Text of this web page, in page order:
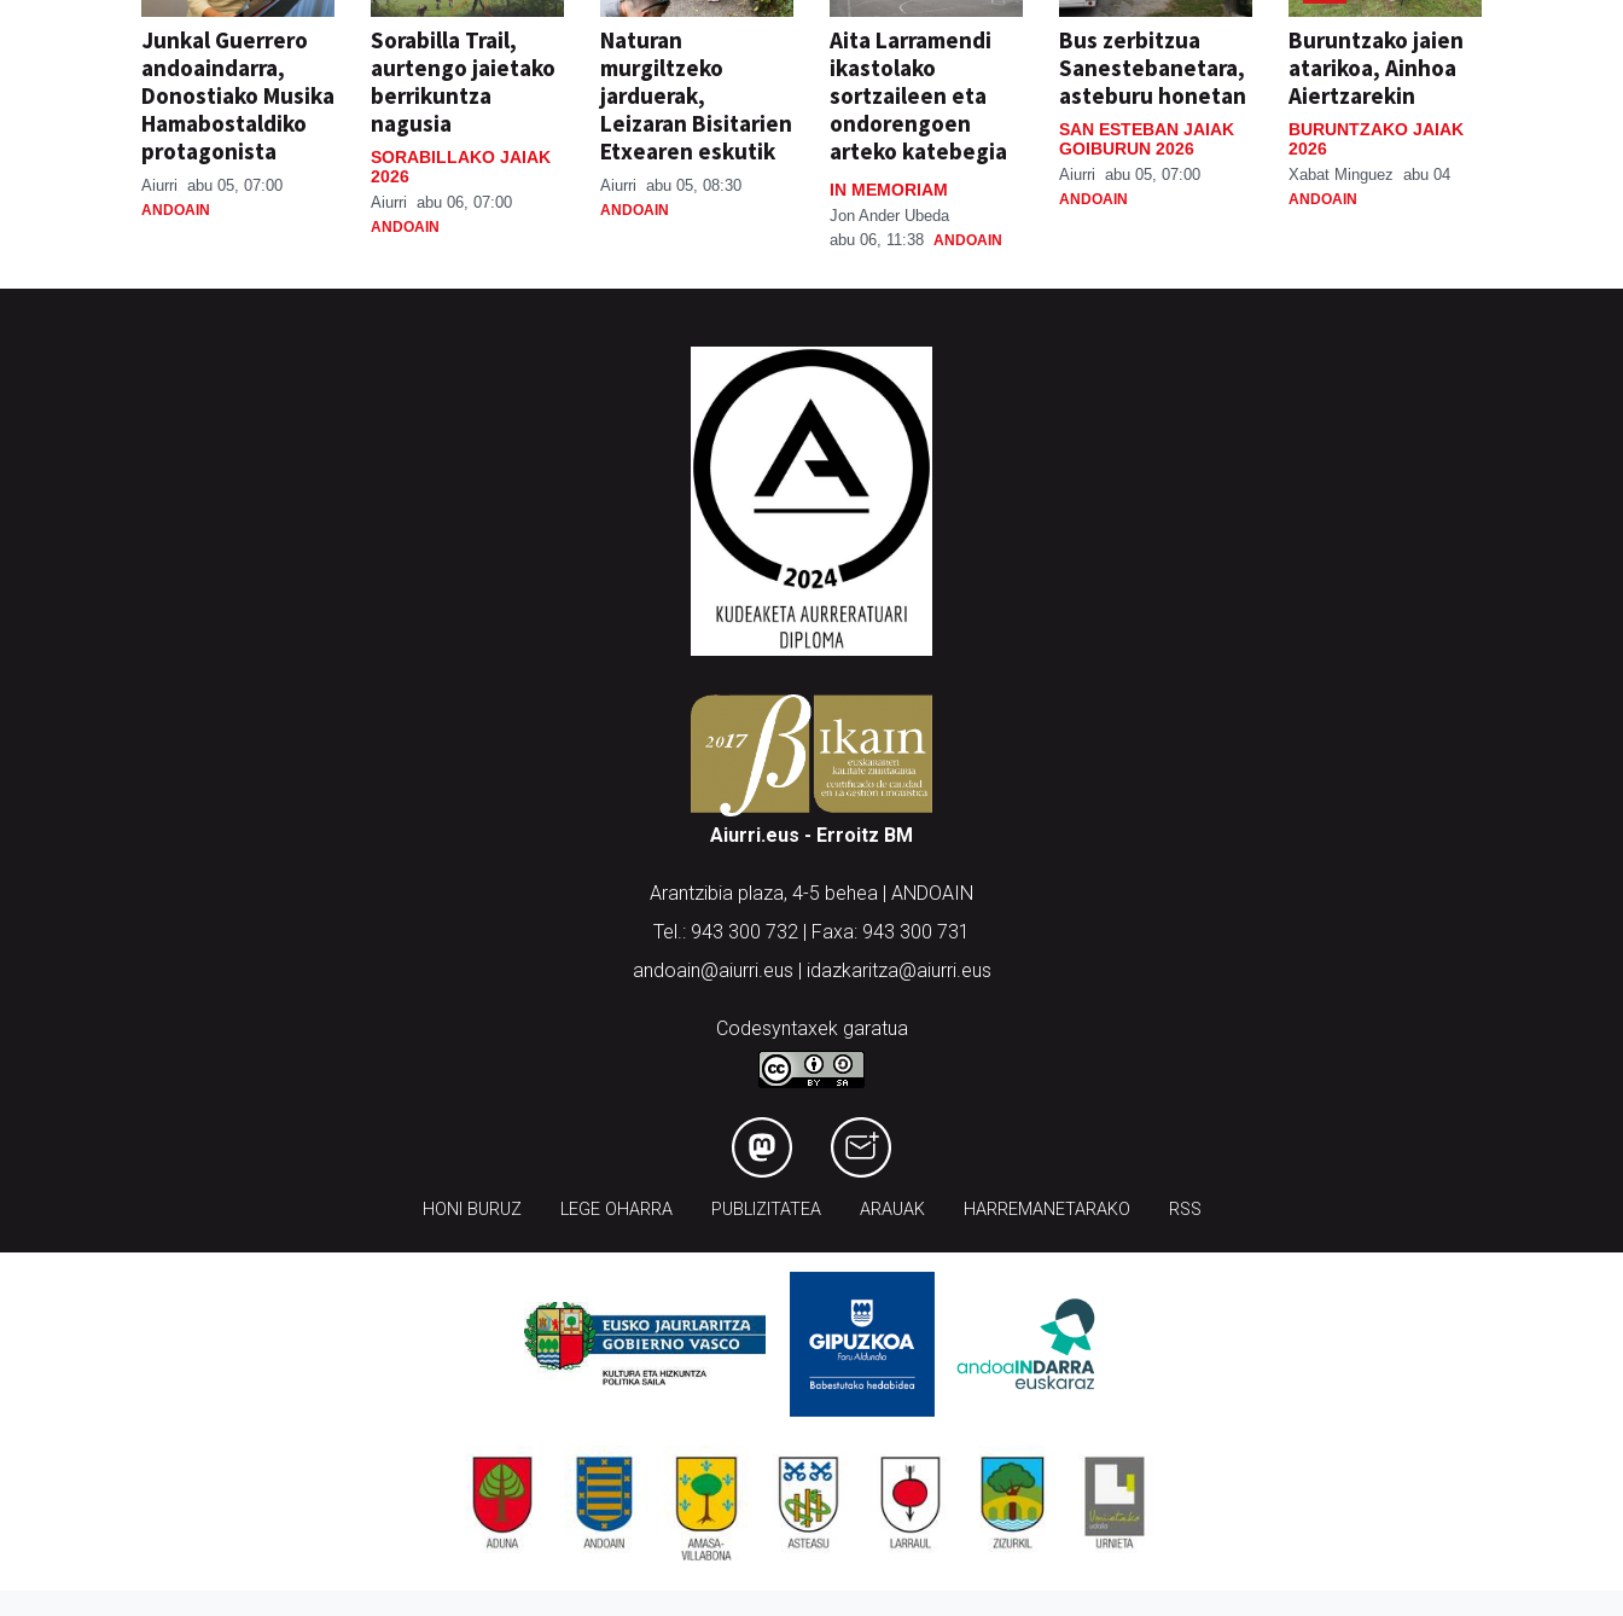
Junkal Guerrero
andoaindarra,
Donostiako Musika
Hamabostaldiko
protagonista
Aiurri abu 05, 07:00
ANDOAIN
Sorabilla Trail,
aurtengo jaietako
berrikuntza
nagusia
SORABILLAKO JAIAK
2026
Aiurri abu 06, 07:00
ANDOAIN
Naturan
murgiltzeko
jarduerak,
Leizaran Bisitarien
Etxearen eskutik
Aiurri abu 05, 08:30
ANDOAIN
Aita Larramendi
ikastolako
sortzaileen eta
ondorengoen
arteko katebegia
IN MEMORIAM
Jon Ander Ubeda
abu 06, 11:38 ANDOAIN
Bus zerbitzua
Sanestebanetara,
asteburu honetan
SAN ESTEBAN JAIAK
GOIBURUN 2026
Aiurri abu 05, 07:00
ANDOAIN
Buruntzako jaien
atarikoa, Ainhoa
Aiertzarekin
BURUNTZAKO JAIAK
2026
Xabat Minguez abu 04
ANDOAIN
Aiurri.eus - Erroitz BM
Arantzibia plaza, 4-5 behea | ANDOAIN
Tel.: 943 300 732 | Faxa: 943 300 731
andoain@aiurri.eus | idazkaritza@aiurri.eus
Codesyntaxek garatua
HONI BURUZ LEGE OHARRA PUBLIZITATEA ARAUAK HARREMANETARAKO RSS